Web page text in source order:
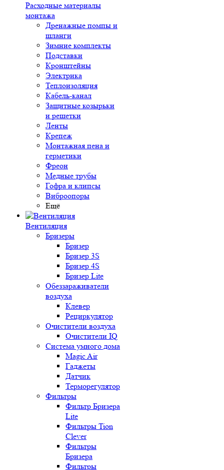
Расходные материалы
монтажа
Дренажные помпы и
шланги
Зимние комплекты
Подставки
Кронштейны
Электрика
Теплоизоляция
Кабель-канал
Защитные козырьки
и решетки
Ленты
Крепеж
Монтажная пена и
герметики
Фреон
Медные трубы
Гофра и клипсы
Виброопоры
Ещё
Вентиляция
Бризеры
Бризер
Бризер 3S
Бризер 4S
Бризер Lite
Обеззараживатели
воздуха
Клевер
Рециркулятор
Очистители воздуха
Очистители IQ
Система умного дома
Magic Air
Гаджеты
Датчик
Терморегулятор
Фильтры
Фильтр Бризера
Lite
Фильтры Tion
Clever
Фильтры
Бризера
Фильтры